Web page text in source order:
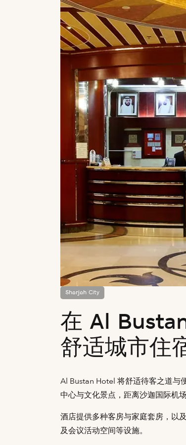
Sharjah City
在 Al
舒适城市住
Al Bustan Hotel 将舒适待客之道与
中心与文化景点，距离沙迦国际机
酒店提供多种客房与家庭套房，以
及会议活动空间等设施。